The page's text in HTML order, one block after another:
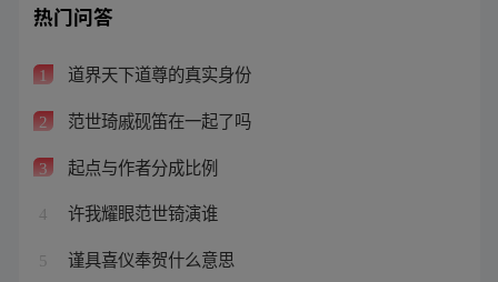
热门问答
1 道界天下道尊的真实身份
2 范世琦戚砚笛在一起了吗
3 起点与作者分成比例
4 许我耀眼范世锜演谁
5 谨具喜仪奉贺什么意思